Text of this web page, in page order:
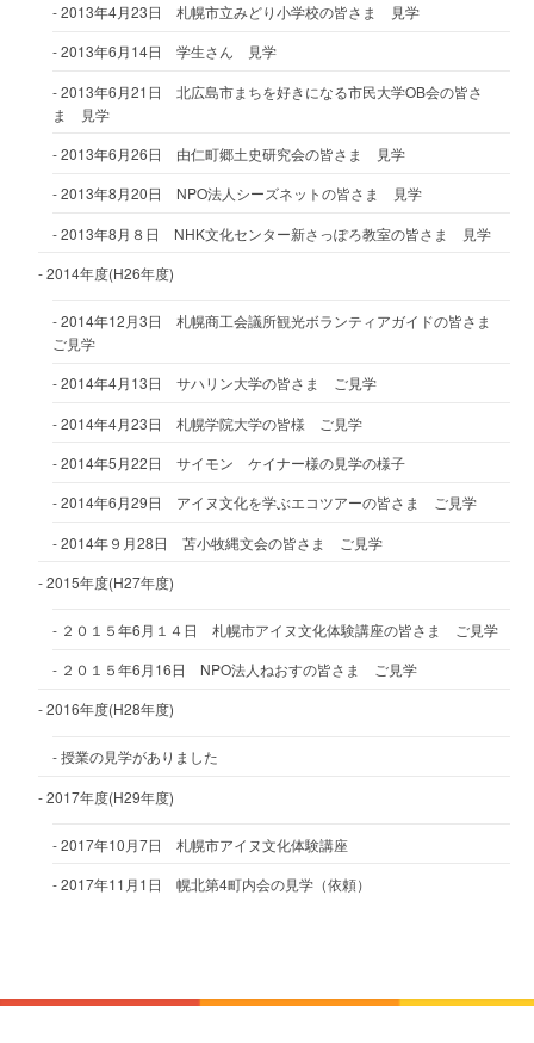
2013年4月23日 札幌市立みどり小学校の皆さま 見学
2013年6月14日 学生さん 見学
2013年6月21日 北広島市まちを好きになる市民大学OB会の皆さ
ま 見学
2013年6月26日 由仁町郷土史研究会の皆さま 見学
2013年8月20日 NPO法人シーズネットの皆さま 見学
2013年8月８日 NHK文化センター新さっぽろ教室の皆さま 見学
2014年度(H26年度)
2014年12月3日 札幌商工会議所観光ボランティアガイドの皆さま
ご見学
2014年4月13日 サハリン大学の皆さま ご見学
2014年4月23日 札幌学院大学の皆様 ご見学
2014年5月22日 サイモン ケイナー様の見学の様子
2014年6月29日 アイヌ文化を学ぶエコツアーの皆さま ご見学
2014年９月28日 苫小牧縄文会の皆さま ご見学
2015年度(H27年度)
２０１５年6月１４日 札幌市アイヌ文化体験講座の皆さま ご見学
２０１５年6月16日 NPO法人ねおすの皆さま ご見学
2016年度(H28年度)
授業の見学がありました
2017年度(H29年度)
2017年10月7日 札幌市アイヌ文化体験講座
2017年11月1日 幌北第4町内会の見学（依頼）